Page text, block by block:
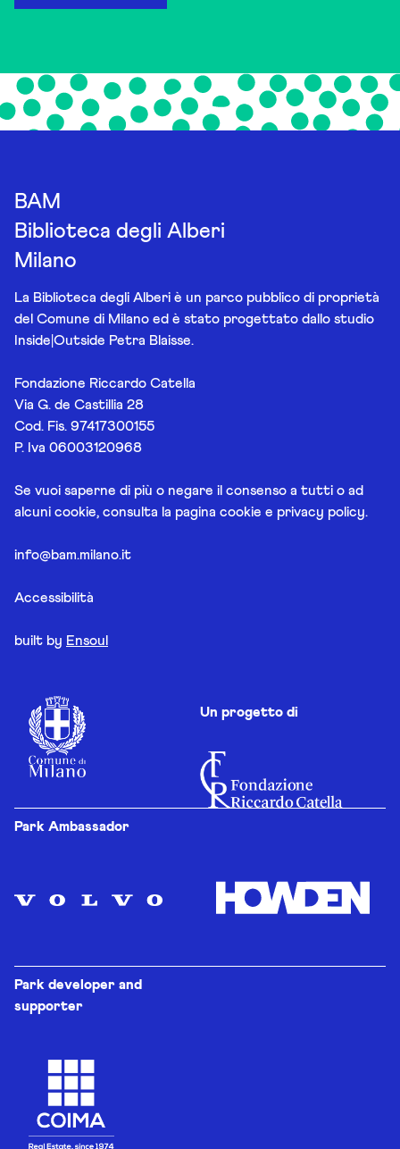
BAM
Biblioteca degli Alberi
Milano
La Biblioteca degli Alberi è un parco pubblico di proprietà
del Comune di Milano ed è stato progettato dallo studio
Inside|Outside Petra Blaisse.
Fondazione Riccardo Catella
Via G. de Castillia 28
Cod. Fis. 97417300155
P. Iva 06003120968
Se vuoi saperne di più o negare il consenso a tutti o ad
alcuni cookie, consulta la pagina cookie e privacy policy.
info@bam.milano.it
Accessibilità
built by Ensoul
Un progetto di
Park Ambassador
Park developer and
supporter